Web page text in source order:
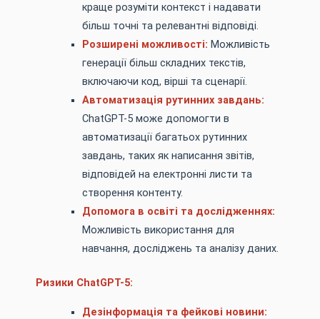
краще розуміти контекст і надавати
більш точні та релевантні відповіді.
Розширені можливості: Можливість
генерації більш складних текстів,
включаючи код, вірші та сценарії.
Автоматизація рутинних завдань:
ChatGPT-5 може допомогти в
автоматизації багатьох рутинних
завдань, таких як написання звітів,
відповідей на електронні листи та
створення контенту.
Допомога в освіті та дослідженнях:
Можливість використання для
навчання, досліджень та аналізу даних.
Ризики ChatGPT-5:
Дезінформація та фейкові новини: